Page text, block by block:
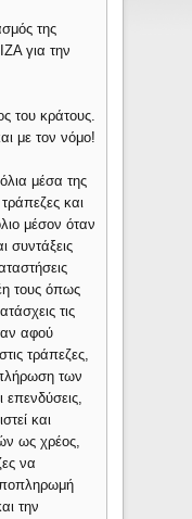
της
για την
του κράτους.
με τον νόμο!
μέσα της
και
μέσον όταν
συντάξεις
τους όπως
τις
αφού
τράπεζες,
των
και
ως χρέος,
να
την